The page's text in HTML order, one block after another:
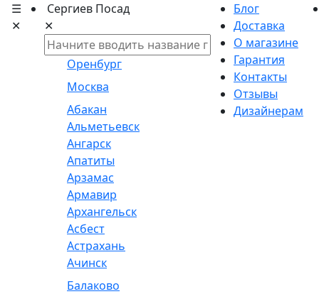
☰
✕
Сергиев Посад
✕
Оренбург
Москва
Абакан
Альметьевск
Ангарск
Апатиты
Арзамас
Армавир
Архангельск
Асбест
Астрахань
Ачинск
Балаково
Блог
Доставка
О магазине
Гарантия
Контакты
Отзывы
Дизайнерам